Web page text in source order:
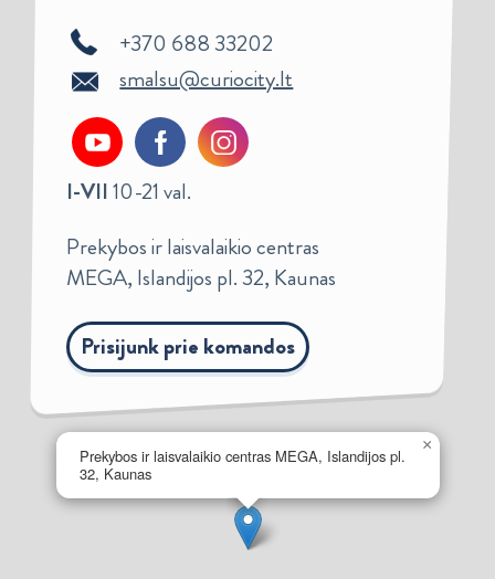
Prekybos ir laisvalaikio centras MEGA, Islandijos pl.
32, Kaunas
×
+370 688 33202
smalsu@curiocity.lt
I-VII10-21 val.
Prekybos ir laisvalaikio centras
MEGA, Islandijos pl. 32, Kaunas
Prisijunk prie komandos